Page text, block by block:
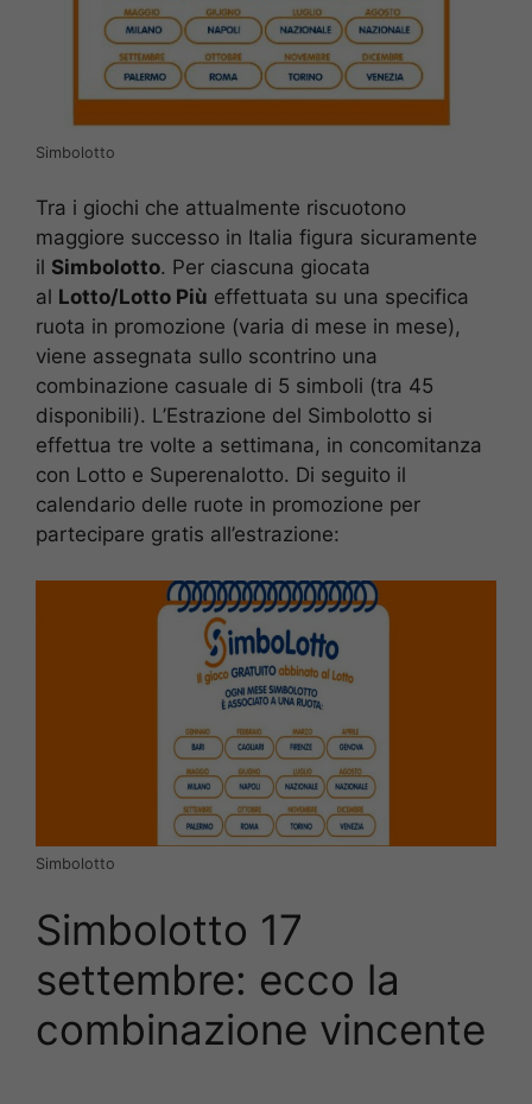
Simbolotto
Tra i giochi che attualmente riscuotono
maggiore successo in Italia figura sicuramente
il Simbolotto. Per ciascuna giocata
al Lotto/Lotto Più effettuata su una specifica
ruota in promozione (varia di mese in mese),
viene assegnata sullo scontrino una
combinazione casuale di 5 simboli (tra 45
disponibili). L’Estrazione del Simbolotto si
effettua tre volte a settimana, in concomitanza
con Lotto e Superenalotto. Di seguito il
calendario delle ruote in promozione per
partecipare gratis all’estrazione:
Simbolotto
Simbolotto 17
settembre: ecco la
combinazione vincente